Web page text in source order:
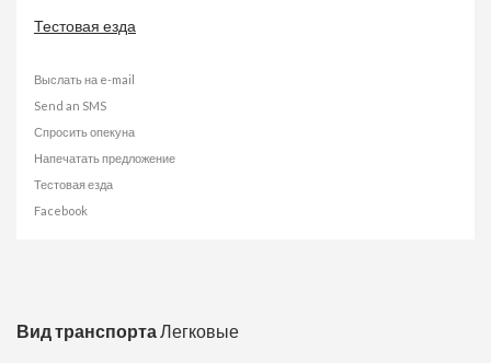
Тестовая езда
Выслать на e-mail
Send an SMS
Спросить опекуна
Напечатать предложение
Тестовая езда
Facebook
Вид транспортаЛегковые